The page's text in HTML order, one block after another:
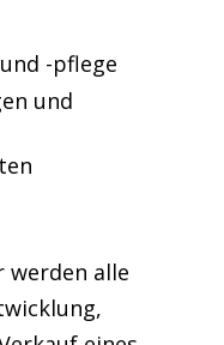
-pflege
und
werden alle